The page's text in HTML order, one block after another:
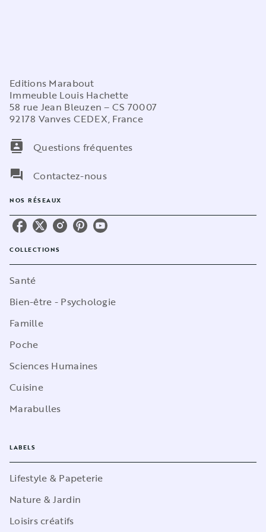
Editions Marabout
Immeuble Louis Hachette
58 rue Jean Bleuzen – CS 70007
92178 Vanves CEDEX, France
contacts
Questions fréquentes
question_answer
Contactez-nous
NOS RÉSEAUX
COLLECTIONS
Santé
Bien-être - Psychologie
Famille
Poche
Sciences Humaines
Cuisine
Marabulles
LABELS
Lifestyle & Papeterie
Nature & Jardin
Loisirs créatifs